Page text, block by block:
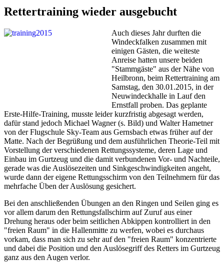
Rettertraining wieder ausgebucht
Auch dieses Jahr durften die
Windeckfalken zusammen mit
einigen Gästen, die weiteste
Anreise hatten unsere beiden
"Stammgäste" aus der Nähe von
Heilbronn, beim Rettertraining am
Samstag, den 30.01.2015, in der
Neuwindeckhalle in Lauf den
Ernstfall proben. Das geplante
Erste-Hilfe-Training, musste leider kurzfristig abgesagt werden,
dafür stand jedoch Michael Wagner (s. Bild) und Walter Hametner
von der Flugschule Sky-Team aus Gernsbach etwas früher auf der
Matte. Nach der Begrüßung und dem ausführlichen Theorie-Teil mit
Vorstellung der verschiedenen Rettungssysteme, deren Lage und
Einbau im Gurtzeug und die damit verbundenen Vor- und Nachteile,
gerade was die Auslösezeiten und Sinkgeschwindigkeiten angeht,
wurde dann der eigene Rettungsschirm von den Teilnehmern für das
mehrfache Üben der Auslösung gesichert.
Bei den anschließenden Übungen an den Ringen und Seilen ging es
vor allem darum den Rettungsfallschirm auf Zuruf aus einer
Drehung heraus oder beim seitlichen Abkippen kontrolliert in den
"freien Raum" in die Hallenmitte zu werfen, wobei es durchaus
vorkam, dass man sich zu sehr auf den "freien Raum" konzentrierte
und dabei die Position und den Auslösegriff des Retters im Gurtzeug
ganz aus den Augen verlor.